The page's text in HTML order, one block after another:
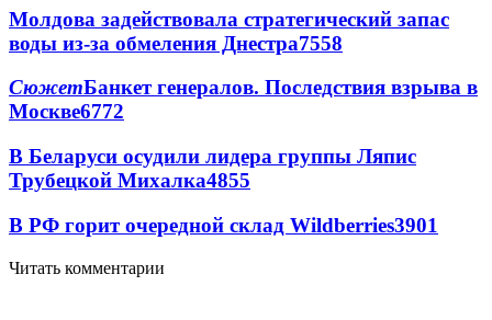
Молдова задействовала стратегический запас
воды из-за обмеления Днестра7558
СюжетБанкет генералов. Последствия взрыва в
Москве6772
В Беларуси осудили лидера группы Ляпис
Трубецкой Михалка4855
В РФ горит очередной склад Wildberries3901
Читать комментарии